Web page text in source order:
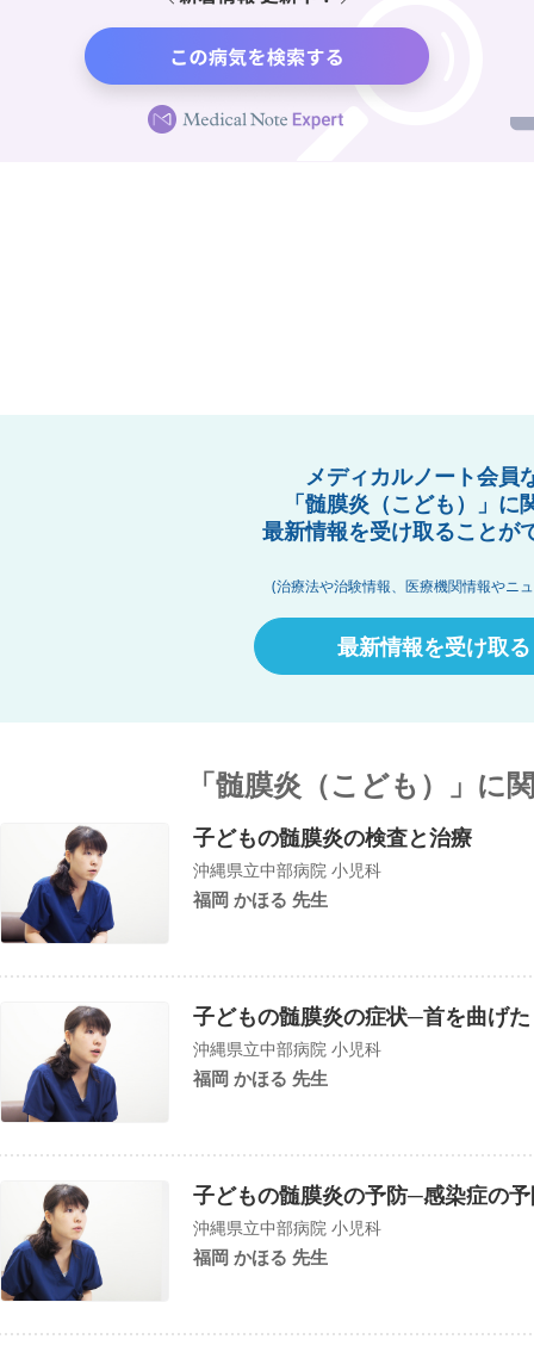
メディカルノート会員
「髄膜炎（こども）」に
最新情報を受け取ることが
(治療法や治験情報、医療機関情報やニ
最新情報を受け取る
「髄膜炎（こども）」に
子どもの髄膜炎の検査と治療
沖縄県立中部病院 小児科
福岡 かほる 先生
子どもの髄膜炎の症状─首を曲げ
沖縄県立中部病院 小児科
福岡 かほる 先生
子どもの髄膜炎の予防─感染症の
沖縄県立中部病院 小児科
福岡 かほる 先生